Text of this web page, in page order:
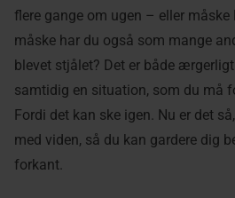
flere gange om ugen – eller
måske har du også som mange
blevet stjålet? Det er både
samtidig en situation, som du må
Fordi det kan ske igen. Nu er det
med viden, så du kan gardere dig
forkant.